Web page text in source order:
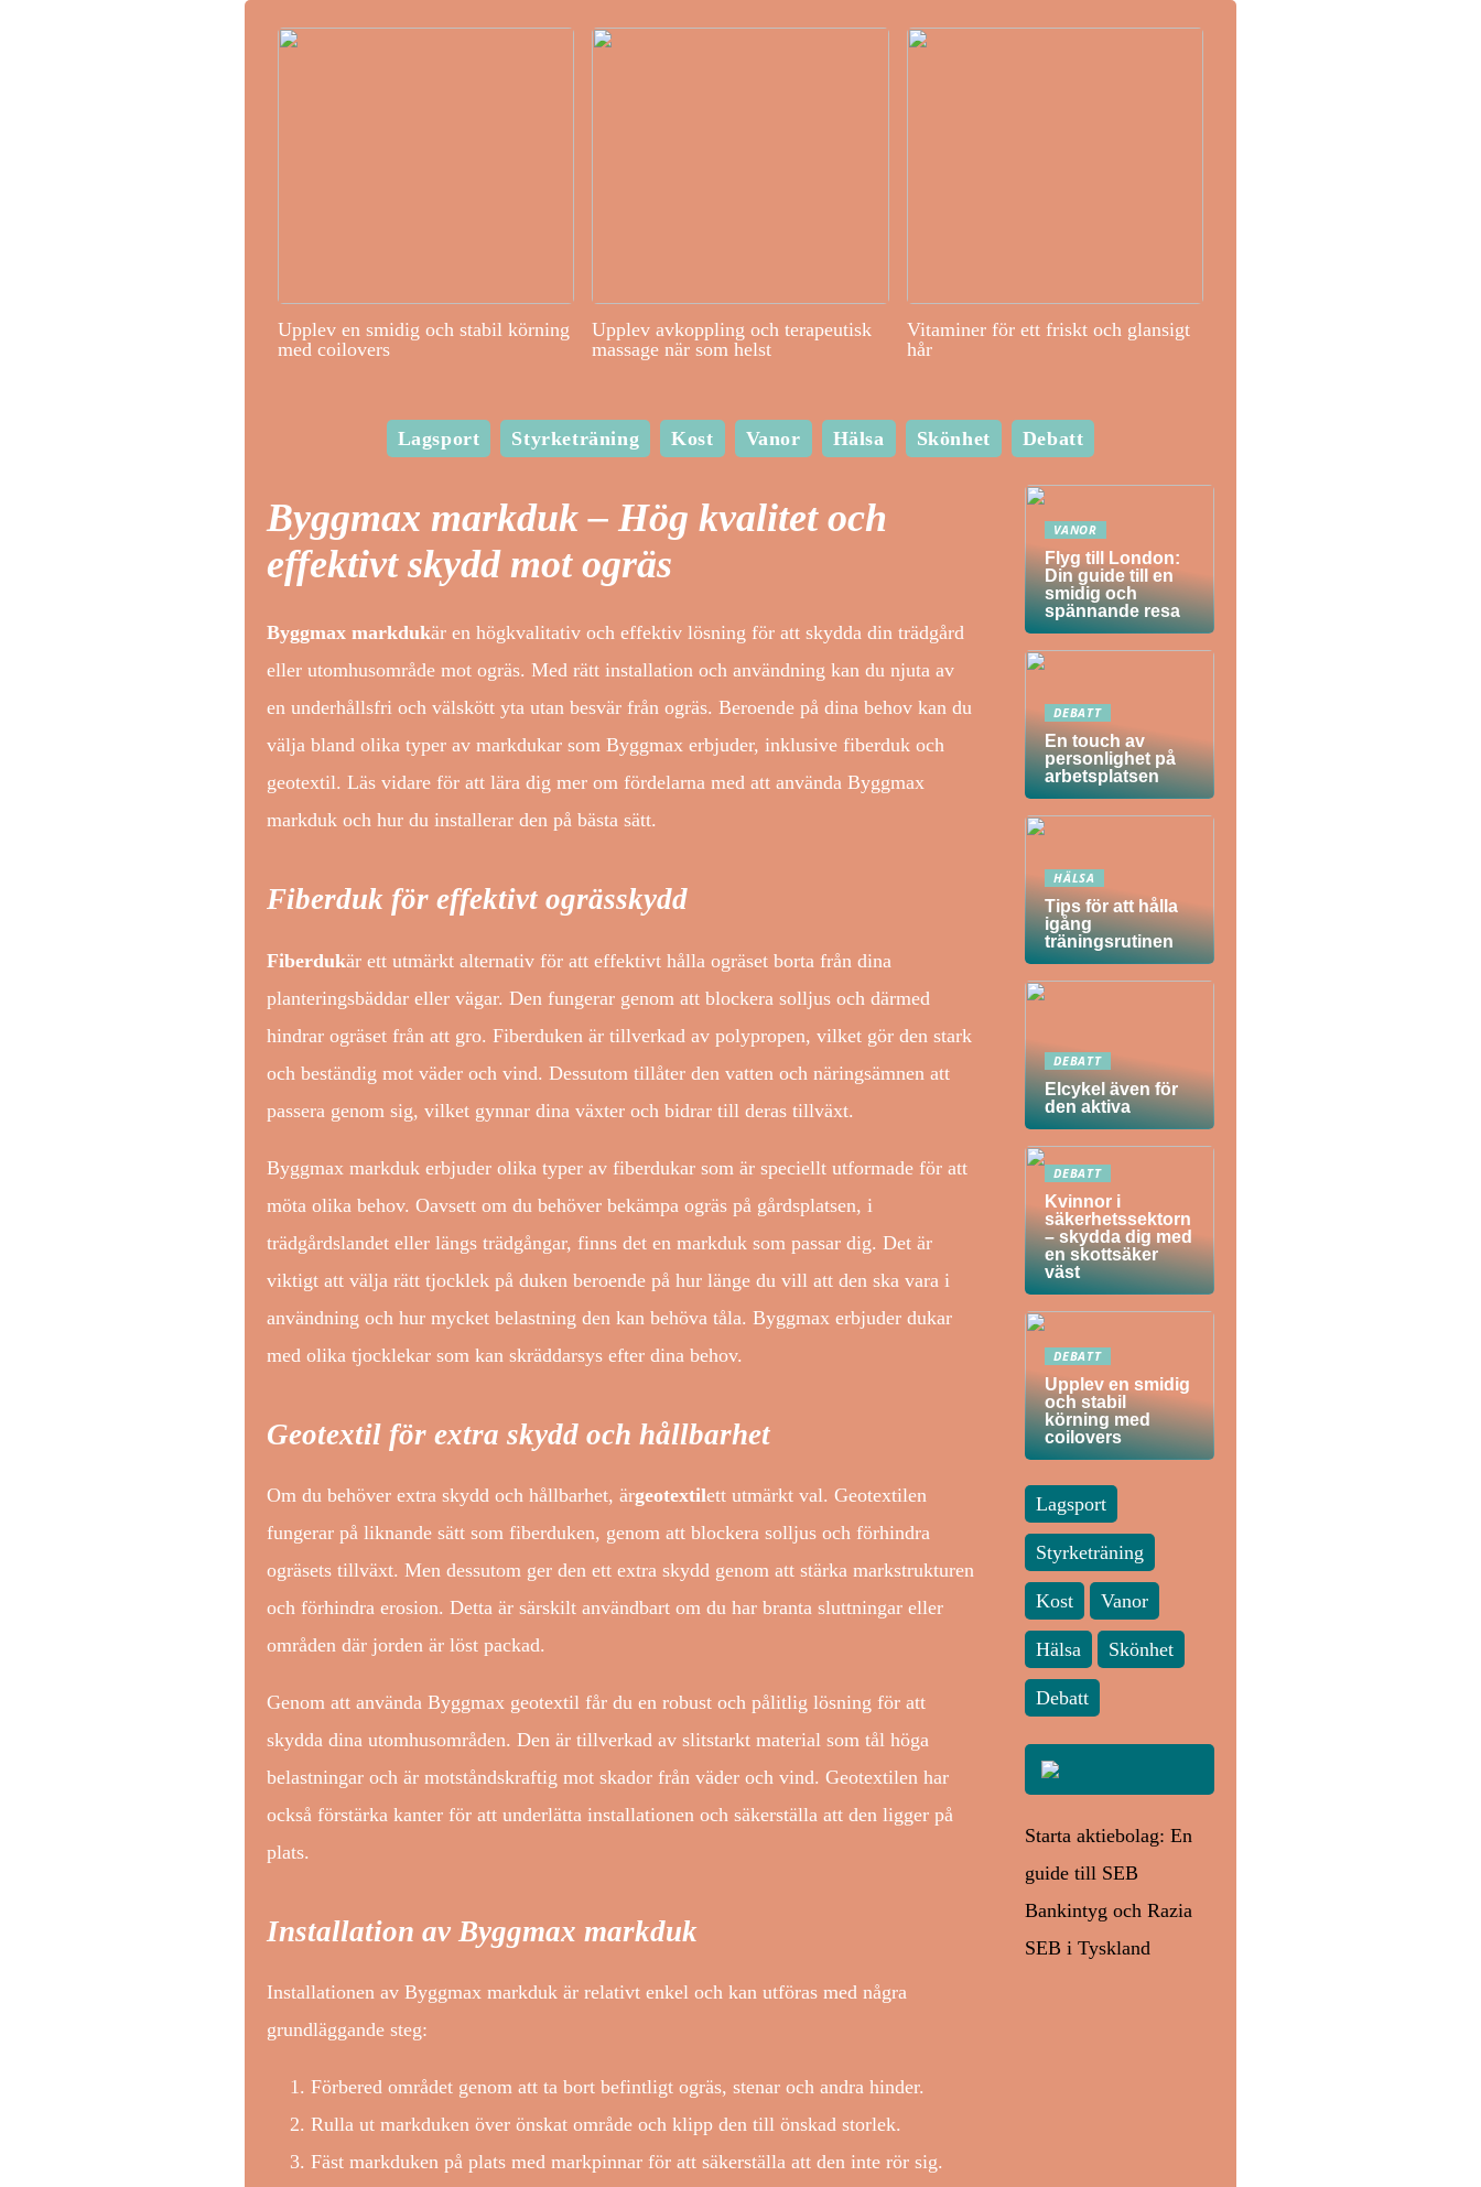
Upplev en smidig och stabil körning
med coilovers
Upplev avkoppling och terapeutisk
massage när som helst
Vitaminer för ett friskt och glansigt
hår
Lagsport Styrketräning Kost Vanor Hälsa Skönhet Debatt
Byggmax markduk – Hög kvalitet och
effektivt skydd mot ogräs
Byggmax markdukär en högkvalitativ och effektiv lösning för att skydda din trädgård
eller utomhusområde mot ogräs. Med rätt installation och användning kan du njuta av
en underhållsfri och välskött yta utan besvär från ogräs. Beroende på dina behov kan du
välja bland olika typer av markdukar som Byggmax erbjuder, inklusive fiberduk och
geotextil. Läs vidare för att lära dig mer om fördelarna med att använda Byggmax
markduk och hur du installerar den på bästa sätt.
Fiberduk för effektivt ogrässkydd
Fiberdukär ett utmärkt alternativ för att effektivt hålla ogräset borta från dina
planteringsbäddar eller vägar. Den fungerar genom att blockera solljus och därmed
hindrar ogräset från att gro. Fiberduken är tillverkad av polypropen, vilket gör den stark
och beständig mot väder och vind. Dessutom tillåter den vatten och näringsämnen att
passera genom sig, vilket gynnar dina växter och bidrar till deras tillväxt.
Byggmax markduk erbjuder olika typer av fiberdukar som är speciellt utformade för att
möta olika behov. Oavsett om du behöver bekämpa ogräs på gårdsplatsen, i
trädgårdslandet eller längs trädgångar, finns det en markduk som passar dig. Det är
viktigt att välja rätt tjocklek på duken beroende på hur länge du vill att den ska vara i
användning och hur mycket belastning den kan behöva tåla. Byggmax erbjuder dukar
med olika tjocklekar som kan skräddarsys efter dina behov.
Geotextil för extra skydd och hållbarhet
Om du behöver extra skydd och hållbarhet, ärgeotextilett utmärkt val. Geotextilen
fungerar på liknande sätt som fiberduken, genom att blockera solljus och förhindra
ogräsets tillväxt. Men dessutom ger den ett extra skydd genom att stärka markstrukturen
och förhindra erosion. Detta är särskilt användbart om du har branta sluttningar eller
områden där jorden är löst packad.
Genom att använda Byggmax geotextil får du en robust och pålitlig lösning för att
skydda dina utomhusområden. Den är tillverkad av slitstarkt material som tål höga
belastningar och är motståndskraftig mot skador från väder och vind. Geotextilen har
också förstärka kanter för att underlätta installationen och säkerställa att den ligger på
plats.
Installation av Byggmax markduk
Installationen av Byggmax markduk är relativt enkel och kan utföras med några
grundläggande steg:
Förbered området genom att ta bort befintligt ogräs, stenar och andra hinder.
Rulla ut markduken över önskat område och klipp den till önskad storlek.
Fäst markduken på plats med markpinnar för att säkerställa att den inte rör sig.
VANOR
Flyg till London:
Din guide till en
smidig och
spännande resa
DEBATT
En touch av
personlighet på
arbetsplatsen
HÄLSA
Tips för att hålla
igång
träningsrutinen
DEBATT
Elcykel även för
den aktiva
DEBATT
Kvinnor i
säkerhetssektorn
– skydda dig med
en skottsäker
väst
DEBATT
Upplev en smidig
och stabil
körning med
coilovers
Lagsport
Styrketräning
Kost Vanor
Hälsa Skönhet
Debatt
Starta aktiebolag: En
guide till SEB
Bankintyg och Razia
SEB i Tyskland